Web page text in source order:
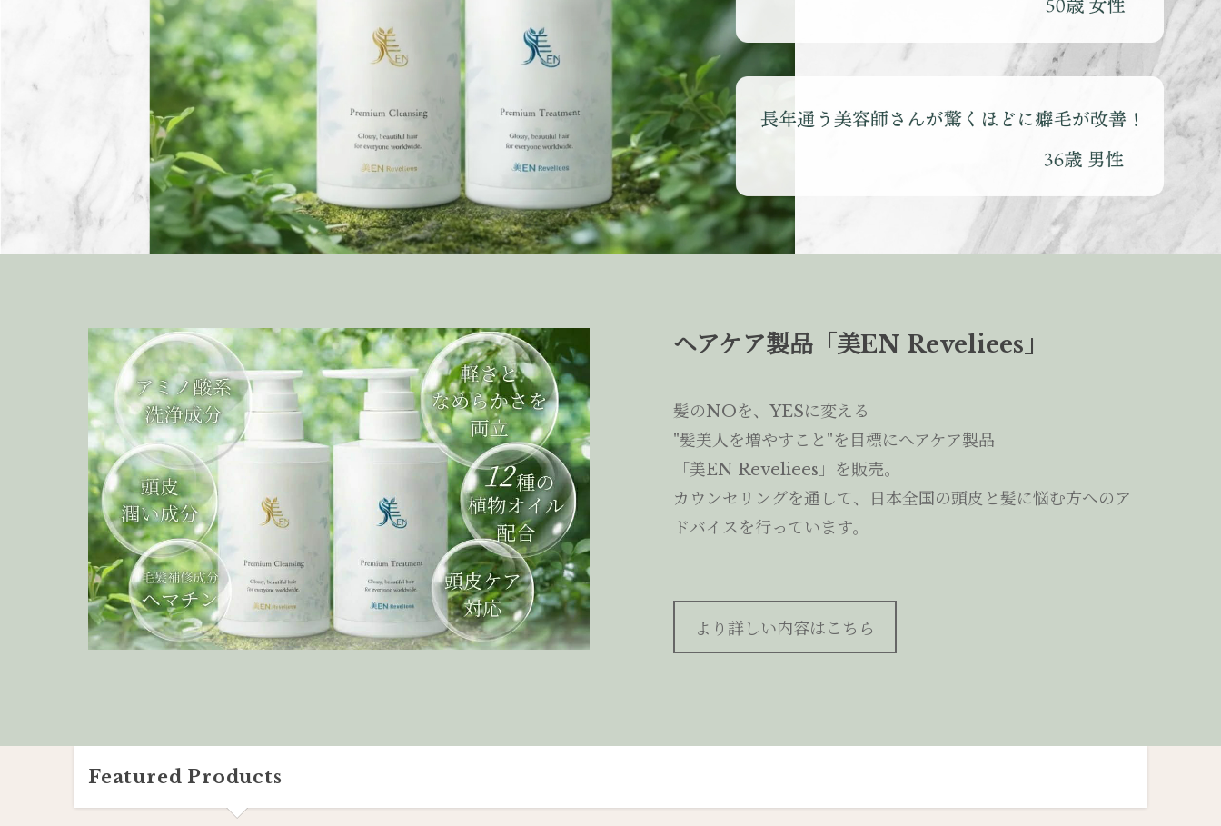
ヘアケア製品「美EN Reveliees」
髪のNOを、YESに変える
"髪美人を増やすこと"を目標にヘアケア製品
「美EN Reveliees」を販売。
カウンセリングを通して、日本全国の頭皮と髪に悩む方へのア
ドバイスを行っています。
より詳しい内容はこちら
Featured Products